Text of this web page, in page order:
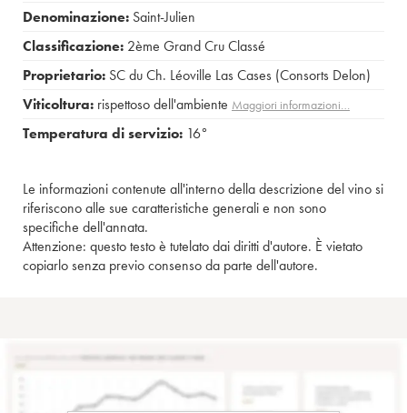
Denominazione: Saint-Julien
Classificazione: 2ème Grand Cru Classé
Proprietario: SC du Ch. Léoville Las Cases (Consorts Delon)
Viticoltura: rispettoso dell'ambiente Maggiori informazioni…
Temperatura di servizio: 16°
Le informazioni contenute all'interno della descrizione del vino si
riferiscono alle sue caratteristiche generali e non sono
specifiche dell'annata.
Attenzione: questo testo è tutelato dai diritti d'autore. È vietato
copiarlo senza previo consenso da parte dell'autore.